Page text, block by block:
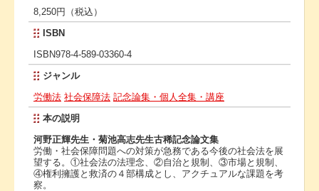
8,250円（税込）
ISBN
ISBN978-4-589-03360-4
ジャンル
労働法 社会保障法 記念論集・個人全集・講座
本の説明
河野正輝先生・菊池高志先生古稀記念論文集
労働・社会保障問題への対策が急務である今後の社会法を展
望する。①社会法の法理念、②自治と規制、③市場と規制、
④権利擁護と救済の４部構成とし、アクチュアルな課題を考
察。